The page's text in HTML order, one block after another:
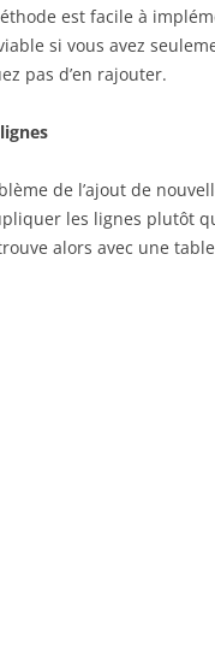
est facile à
si vous avez
pas d’en rajouter.
de l’ajout de
les lignes plutôt
alors avec une